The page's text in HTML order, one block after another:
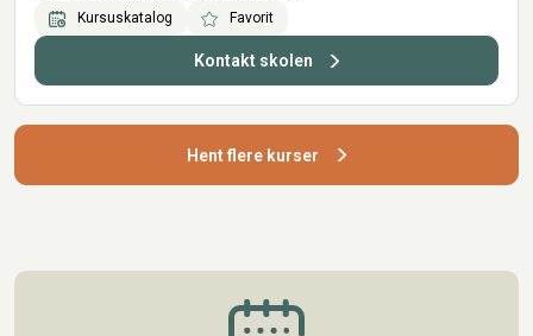
Kursuskatalog Favorit
Kontakt skolen
Hent flere kurser